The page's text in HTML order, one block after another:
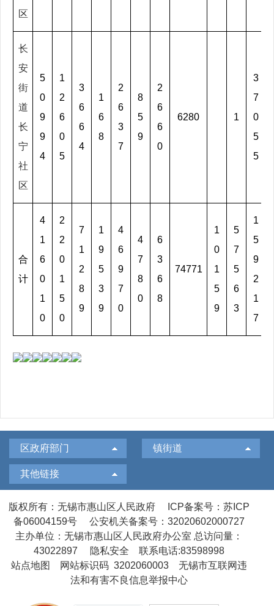
区
长
安
街
道
长
宁
社
区
5
0
9
9
4
1
2
6
0
5
3
6
6
4
1
6
8
2
6
3
7
8
5
9
2
6
6
0
6280 1
3
7
0
5
5
合
计
4
1
6
0
1
0
2
2
0
1
5
0
7
1
2
8
9
1
9
5
3
9
4
6
9
7
0
4
7
8
0
6
3
6
8
74771
1
0
1
5
9
5
7
5
6
3
1
5
9
2
1
7
区政府部门 镇街道
其他链接
版权所有：无锡市惠山区人民政府
ICP备案号：苏ICP
备06004159号
公安机关备案号：32020602000727
主办单位：无锡市惠山区人民政府办公室 总访问量：
43022897
隐私安全
联系电话:83598998
站点地图
网站标识码 3202060003
无锡市互联网违
法和有害不良信息举报中心